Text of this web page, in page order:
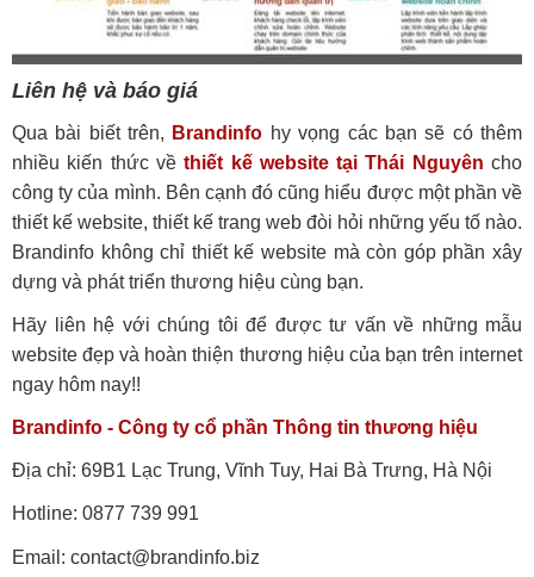
Liên hệ và báo giá
Qua bài biết trên, Brandinfo hy vọng các bạn sẽ có thêm
nhiều kiến thức vềthiết kế website tại Thái Nguyên cho
công ty của mình. Bên cạnh đó cũng hiểu được một phần về
thiết kế website, thiết kế trang web đòi hỏi những yếu tố nào.
Brandinfo không chỉ thiết kế website mà còn góp phần xây
dựng và phát triển thương hiệu cùng bạn.
Hãy liên hệ với chúng tôi để được tư vấn về những mẫu
website đẹp và hoàn thiện thương hiệu của bạn trên internet
ngay hôm nay!!
Brandinfo - Công ty cổ phần Thông tin thương hiệu
Địa chỉ: 69B1 Lạc Trung, Vĩnh Tuy, Hai Bà Trưng, Hà Nội
Hotline: 0877 739 991
Email: contact@brandinfo.biz